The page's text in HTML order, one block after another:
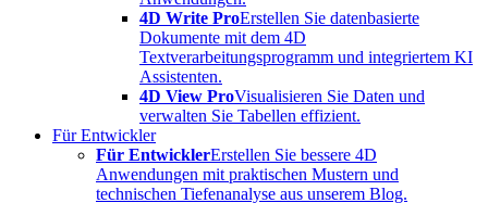
4D Write ProErstellen Sie datenbasierte
Dokumente mit dem 4D
Textverarbeitungsprogramm und integriertem KI
Assistenten.
4D View ProVisualisieren Sie Daten und
verwalten Sie Tabellen effizient.
Für Entwickler
Für EntwicklerErstellen Sie bessere 4D
Anwendungen mit praktischen Mustern und
technischen Tiefenanalyse aus unserem Blog.